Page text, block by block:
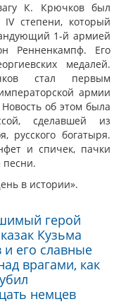
К. Крючков был
IV степени, который
1-й армией
Ренненкампф. Его
медалей.
стал первым
армии
об этом была
сделавшей из
русского богатыря.
и спичек, пачки
песни.
в истории».
герой
Кузьма
его славные
врагами, как
немцев